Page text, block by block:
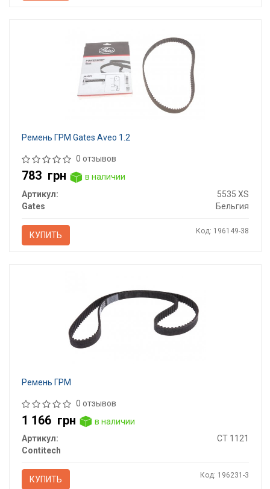
Ремень ГРМ Gates Aveo 1.2
0 отзывов
783 грн
в наличии
Артикул:
5535 XS
Gates
Бельгия
КУПИТЬ Код: 196149-38
Ремень ГРМ
0 отзывов
1 166 грн
в наличии
Артикул:
CT 1121
Contitech
КУПИТЬ Код: 196231-3